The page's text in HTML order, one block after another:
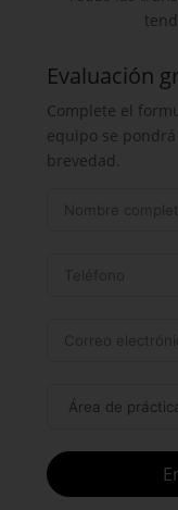
Evaluación
Complete el
equipo se
brevedad.